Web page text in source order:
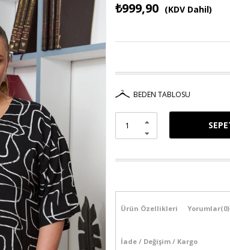
₺999,90 (KDV Dahil)
BEDEN TABLOSU
Ürün Özellikleri Yorumlar(0)
İade / Değişim / Kargo